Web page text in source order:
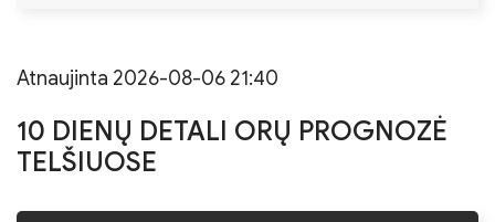
Atnaujinta 2026-08-06 21:40
10 DIENŲ DETALI ORŲ PROGNOZĖ
TELŠIUOSE